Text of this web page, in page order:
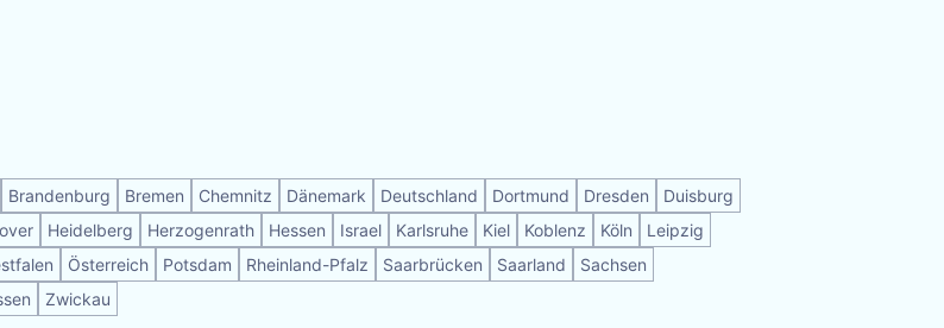
Brandenburg Bremen Chemnitz Dänemark Deutschland Dortmund Dresden
Duisburg
Heidelberg Herzogenrath Hessen Israel Karlsruhe Kiel Koblenz Köln
Leipzig
Österreich Potsdam Rheinland-Pfalz Saarbrücken Saarland
Sachsen
Zwickau